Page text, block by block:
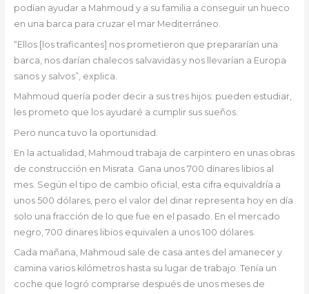
podían ayudar a Mahmoud y a su familia a conseguir un hueco
en una barca para cruzar el mar Mediterráneo.
“Ellos [los traficantes] nos prometieron que prepararían una
barca, nos darían chalecos salvavidas y nos llevarían a Europa
sanos y salvos”, explica.
Mahmoud quería poder decir a sus tres hijos: pueden estudiar,
les prometo que los ayudaré a cumplir sus sueños.
Pero nunca tuvo la oportunidad.
En la actualidad, Mahmoud trabaja de carpintero en unas obras
de construcción en Misrata. Gana unos 700 dinares libios al
mes. Según el tipo de cambio oficial, esta cifra equivaldría a
unos 500 dólares, pero el valor del dinar representa hoy en día
solo una fracción de lo que fue en el pasado. En el mercado
negro, 700 dinares libios equivalen a unos 100 dólares.
Cada mañana, Mahmoud sale de casa antes del amanecer y
camina varios kilómetros hasta su lugar de trabajo. Tenía un
coche que logró comprarse después de unos meses de